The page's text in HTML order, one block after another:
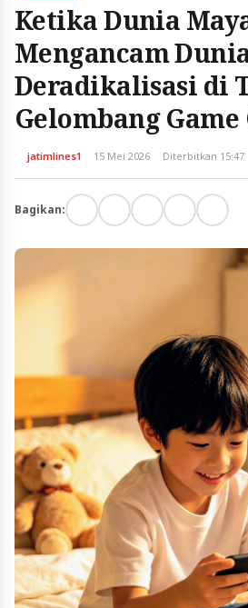
Ketika Dunia
Mengancam
Deradikalisasi di
Gelombang
jatimlines1 15 Mei 2026 Diterbitkan 15:47
Bagikan: